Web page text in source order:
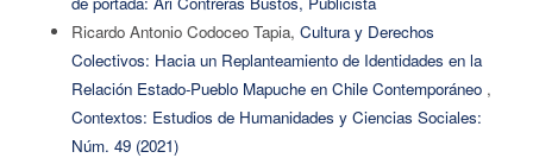
Ricardo Antonio Codoceo Tapia, Cultura y Derechos
Colectivos: Hacia un Replanteamiento de Identidades en la
Relación Estado-Pueblo Mapuche en Chile Contemporáneo ,
Contextos: Estudios de Humanidades y Ciencias Sociales:
Núm. 49 (2021)